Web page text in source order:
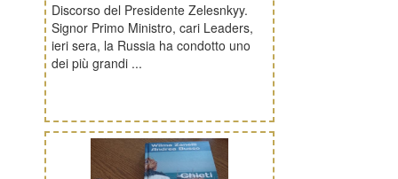
Discorso del Presidente Zelesnkyy.
Signor Primo Ministro, cari Leaders,
ieri sera, la Russia ha condotto uno
dei più grandi ...